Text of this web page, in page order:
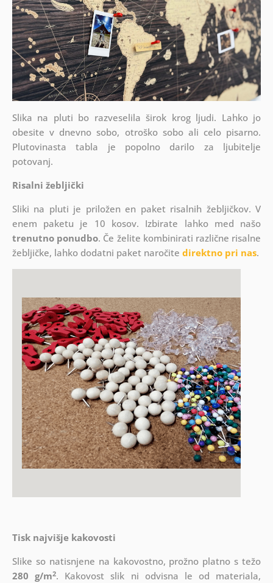
Slika na pluti bo razveselila širok krog ljudi. Lahko jo
obesite v dnevno sobo, otroško sobo ali celo pisarno.
Plutovinasta tabla je popolno darilo za ljubitelje
potovanj.
Risalni žebljički
Sliki na pluti je priložen en paket risalnih žebljičkov. V
enem paketu je 10 kosov. Izbirate lahko med našo
trenutno ponudbo. Če želite kombinirati različne risalne
žebljičke, lahko dodatni paket naročite direktno pri nas.
Tisk najvišje kakovosti
Slike so natisnjene na kakovostno, prožno platno s težo
280 g/m2. Kakovost slik ni odvisna le od materiala,